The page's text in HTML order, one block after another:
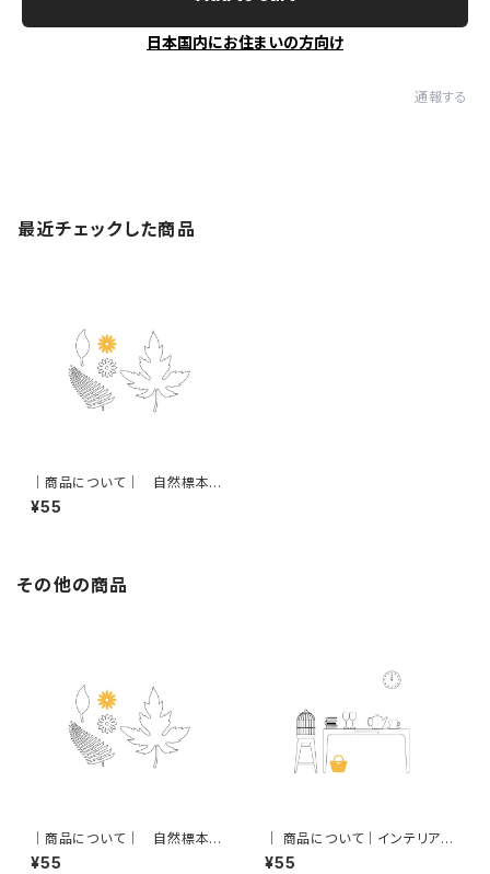
日本国内にお住まいの方向け
通報する
最近チェックした商品
｜商品について｜ 自然標本・
ボタニカル作品：説明
¥55
その他の商品
｜商品について｜ 自然標本・
ボタニカル作品：説明
¥55
｜ 商品について｜インテリア雑
貨：説明
¥55